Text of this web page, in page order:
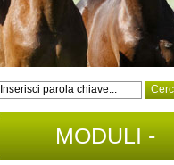
MODULI -